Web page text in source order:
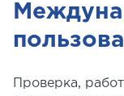
Проверка,